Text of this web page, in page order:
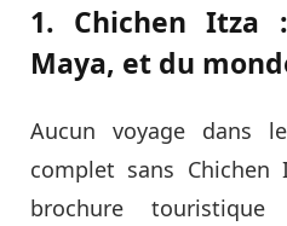
1. Chichen Itza
Maya, et du
Aucun voyage dans
complet sans Chichen
brochure